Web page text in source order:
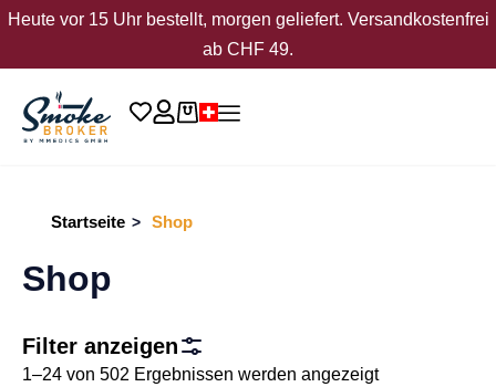
Heute vor 15 Uhr bestellt, morgen geliefert. Versandkostenfrei
ab CHF 49.
Startseite > Shop
Shop
Filter anzeigen
1–24 von 502 Ergebnissen werden angezeigt